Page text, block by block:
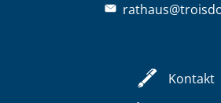
Kontakt